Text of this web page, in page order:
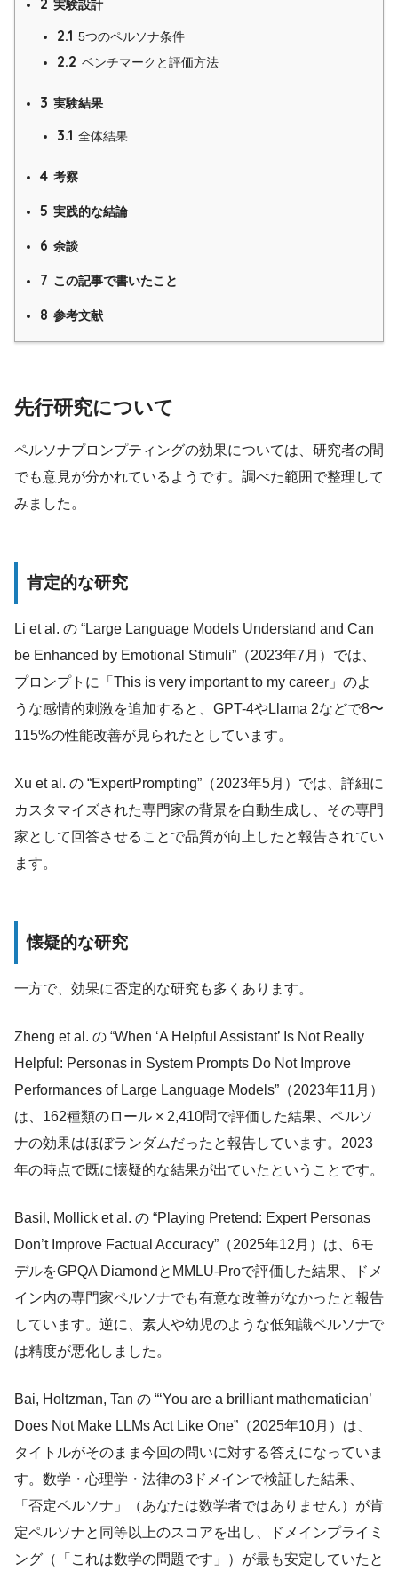
実験設計
2.1 5つのペルソナ条件
2.2 ベンチマークと評価方法
3 実験結果
3.1 全体結果
4 考察
5 実践的な結論
6 余談
7 この記事で書いたこと
8 参考文献
先行研究について
ペルソナプロンプティングの効果については、研究者の間
でも意見が分かれているようです。調べた範囲で整理して
みました。
肯定的な研究
Li et al. の “Large Language Models Understand and Can
be Enhanced by Emotional Stimuli”（2023年7月）では、
プロンプトに「This is very important to my career」のよ
うな感情的刺激を追加すると、GPT-4やLlama 2などで8〜
115%の性能改善が見られたとしています。
Xu et al. の “ExpertPrompting”（2023年5月）では、詳細に
カスタマイズされた専門家の背景を自動生成し、その専門
家として回答させることで品質が向上したと報告されてい
ます。
懐疑的な研究
一方で、効果に否定的な研究も多くあります。
Zheng et al. の “When ‘A Helpful Assistant’ Is Not Really
Helpful: Personas in System Prompts Do Not Improve
Performances of Large Language Models”（2023年11月）
は、162種類のロール × 2,410問で評価した結果、ペルソ
ナの効果はほぼランダムだったと報告しています。2023
年の時点で既に懐疑的な結果が出ていたということです。
Basil, Mollick et al. の “Playing Pretend: Expert Personas
Don’t Improve Factual Accuracy”（2025年12月）は、6モ
デルをGPQA DiamondとMMLU-Proで評価した結果、ドメ
イン内の専門家ペルソナでも有意な改善がなかったと報告
しています。逆に、素人や幼児のような低知識ペルソナで
は精度が悪化しました。
Bai, Holtzman, Tan の “‘You are a brilliant mathematician’
Does Not Make LLMs Act Like One”（2025年10月）は、
タイトルがそのまま今回の問いに対する答えになっていま
す。数学・心理学・法律の3ドメインで検証した結果、
「否定ペルソナ」（あなたは数学者ではありません）が肯
定ペルソナと同等以上のスコアを出し、ドメインプライミ
ング（「これは数学の問題です」）が最も安定していたと